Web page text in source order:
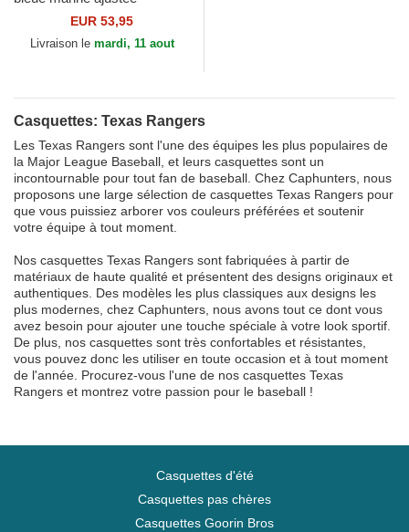
59FIFTY All Star Game Pin
Texas Rangers MLB New
EUR 53,95
Livraison le mardi, 11 aout
Casquettes: Texas Rangers
Les Texas Rangers sont l'une des équipes les plus populaires de
la Major League Baseball, et leurs casquettes sont un
incontournable pour tout fan de baseball. Chez Caphunters, nous
proposons une large sélection de casquettes Texas Rangers pour
que vous puissiez arborer vos couleurs préférées et soutenir
votre équipe à tout moment.
Nos casquettes Texas Rangers sont fabriquées à partir de
matériaux de haute qualité et présentent des designs originaux et
authentiques. Des modèles les plus classiques aux designs les
plus modernes, chez Caphunters, nous avons tout ce dont vous
avez besoin pour ajouter une touche spéciale à votre look sportif.
De plus, nos casquettes sont très confortables et résistantes,
vous pouvez donc les utiliser en toute occasion et à tout moment
de l'année. Procurez-vous l'une de nos casquettes Texas
Rangers et montrez votre passion pour le baseball !
Casquettes d'été
Casquettes pas chères
Casquettes Goorin Bros